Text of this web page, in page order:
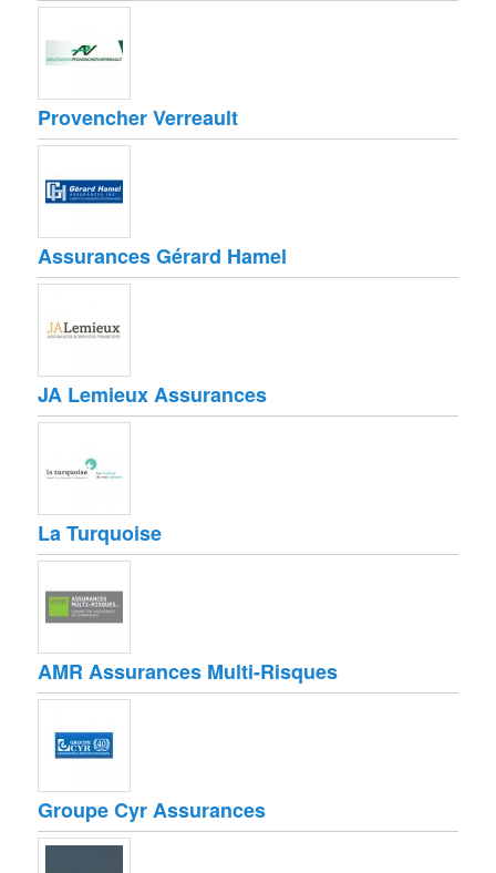
Provencher Verreault
Assurances Gérard Hamel
JA Lemieux Assurances
La Turquoise
AMR Assurances Multi-Risques
Groupe Cyr Assurances